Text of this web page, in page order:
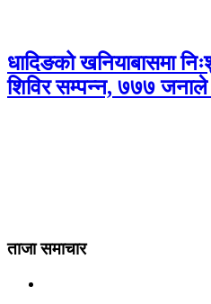
धादिङको खनियाबासमा
शिविर सम्पन्न, ७७७ जनाले
ताजा समाचार